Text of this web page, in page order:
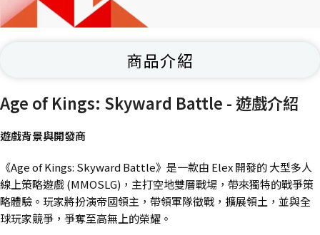
商品介紹
Age of Kings: Skyward Battle - 遊戲介紹
遊戲背景與開發商
《Age of Kings: Skyward Battle》是一款由 Elex 開發的 大型多人
線上策略遊戲 (MMOSLG)，主打空地雙層戰場，帶來獨特的戰爭策
略體驗。玩家將扮演帝國領主，帶領軍隊徵戰，擴展領土，並與全
球玩家競爭，爭奪至高無上的榮耀。